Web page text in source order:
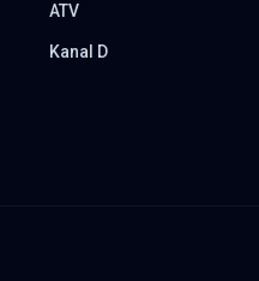
ATV
Kanal D